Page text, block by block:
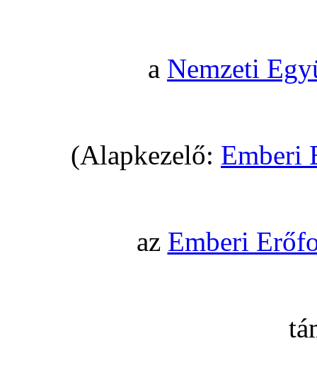
a Nemzeti
(Alapkezelő: Emberi
az Emberi